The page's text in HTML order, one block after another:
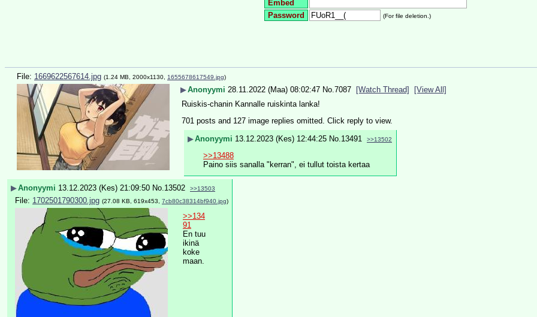
Embed
Password
(For file deletion.)
File: 1669622567614.jpg (1.24 MB, 2000x1130, 1655678617549.jpg)
▶Anonyymi 28.11.2022 (Maa) 08:02:47 No. 7087 [Watch Thread]
[View All]
Ruiskis-chanin Kannalle ruiskinta lanka!
701 posts and 127 image replies omitted. Click reply to view.
▶Anonyymi 13.12.2023 (Kes) 12:44:25 No. 13491 >>13502
>>13488
Paino siis sanalla "kerran", ei tullut toista kertaa
▶Anonyymi 13.12.2023 (Kes) 21:09:50 No. 13502 >>13503
File: 1702501790300.jpg (27.08 KB, 619x453, 7cb80c38314bf940.jpg)
>>134
91
En tuu
ikinä
koke
maan.